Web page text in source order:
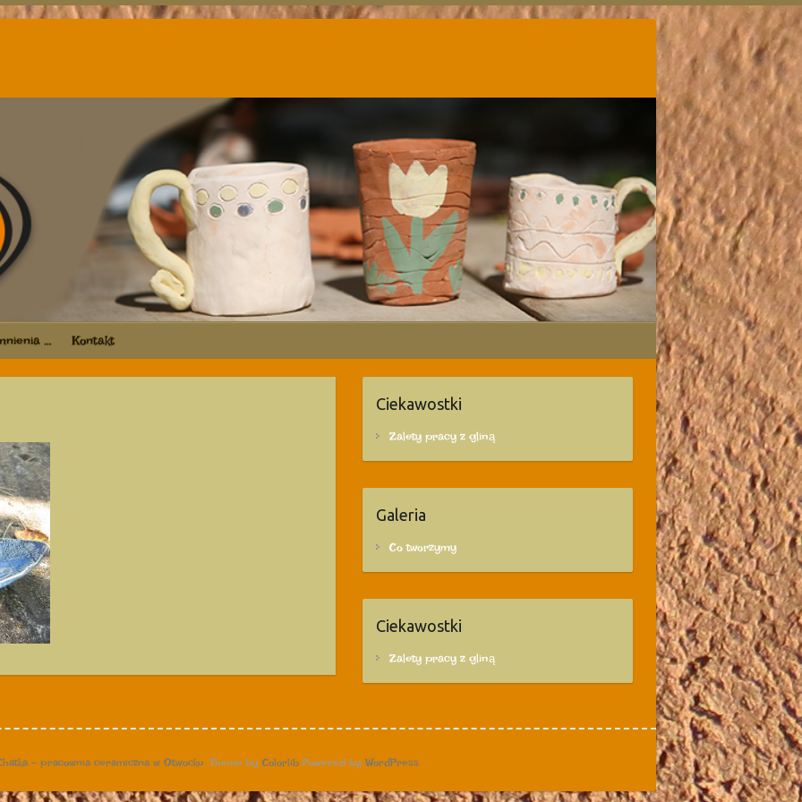
… Kontakt
Ciekawostki
Zalety pracy z gliną
Galeria
Co tworzymy
Ciekawostki
Zalety pracy z gliną
– pracownia ceramiczna w Otwocku. Theme byColorlib Powered by WordPress